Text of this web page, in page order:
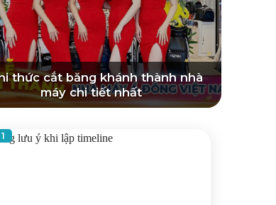
thức cắt băng khánh thành nhà
máy chi tiết nhất